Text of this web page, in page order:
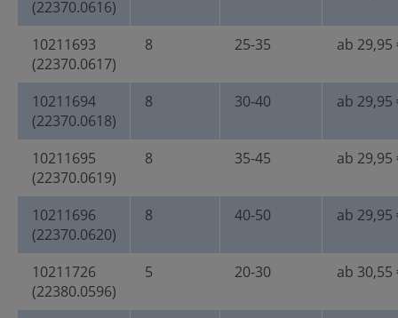
(22370.0616)
10211693
(22370.0617)
8 25-35 ab 29,95
10211694
(22370.0618)
8 30-40 ab 29,95
10211695
(22370.0619)
8 35-45 ab 29,95
10211696
(22370.0620)
8 40-50 ab 29,95
10211726
(22380.0596)
5 20-30 ab 30,55